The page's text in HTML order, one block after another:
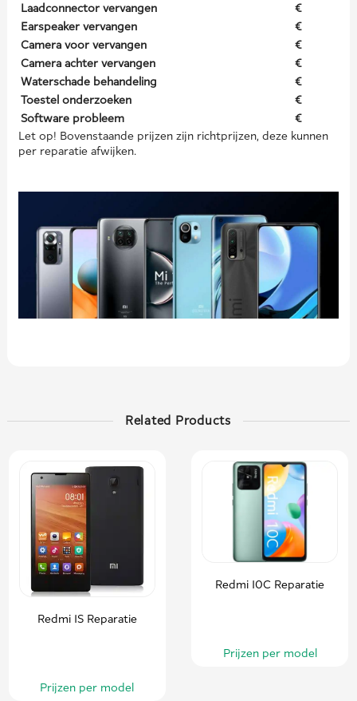
Laadconnector vervangen
€
Earspeaker vervangen
€
Camera voor vervangen
€
Camera achter vervangen
€
Waterschade behandeling
€
Toestel onderzoeken
€
Software probleem
€
Let op! Bovenstaande prijzen zijn richtprijzen, deze kunnen
per reparatie afwijken.
Related Products
Redmi 1S Reparatie
Prijzen per model
Redmi 10C Reparatie
Prijzen per model